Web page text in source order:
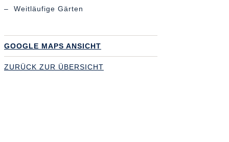
– Weitläufige Gärten
GOOGLE MAPS ANSICHT
ZURÜCK ZUR ÜBERSICHT